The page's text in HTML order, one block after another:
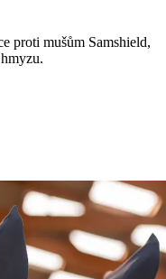
proti mušům Samshield,